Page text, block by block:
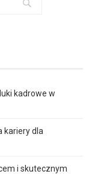
kadrowe w
kariery dla
i skutecznym